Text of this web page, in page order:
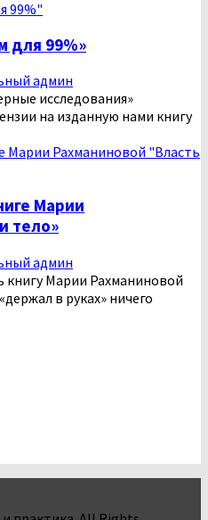
для 99%»
админ
исследования»
на изданную нами книгу
Марии
тело»
админ
книгу Марии Рахманиновой
в руках» ничего